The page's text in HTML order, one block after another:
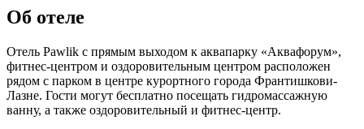
Об отеле
Отель Pawlik с прямым выходом к аквапарку «Аквафорум»,
фитнес-центром и оздоровительным центром расположен
рядом с парком в центре курортного города Франтишкови-
Лазне. Гости могут бесплатно посещать гидромассажную
ванну, а также оздоровительный и фитнес-центр.